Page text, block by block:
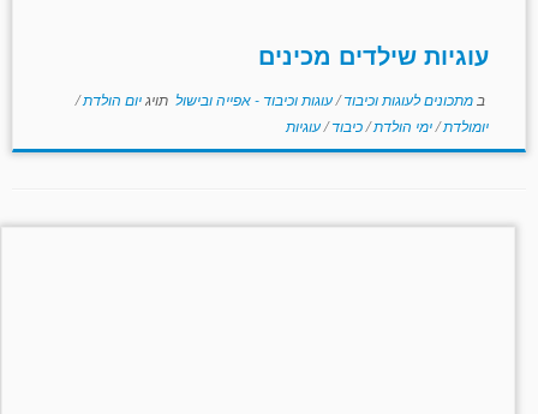
עוגיות שילדים מכינים
ב מתכונים לעוגות וכיבוד/עוגות וכיבוד - אפייה ובישול תויגיום הולדת/
יומולדת/ימי הולדת/כיבוד/עוגיות